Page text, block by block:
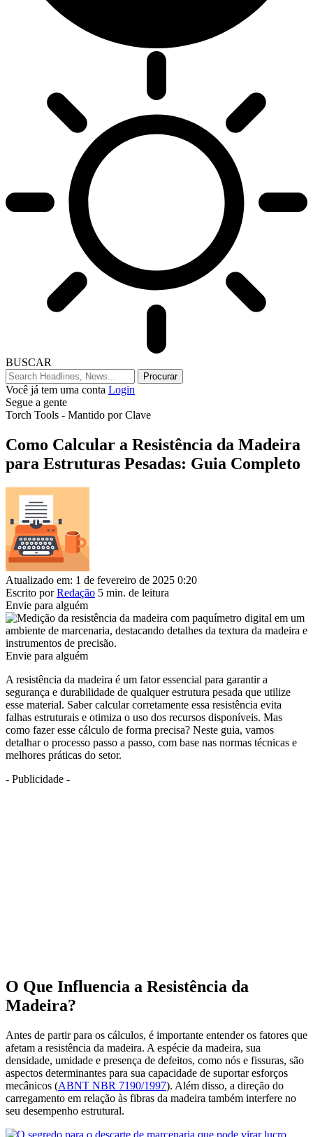
BUSCAR
Você já tem uma conta Login
Segue a gente
Torch Tools - Mantido por Clave
Como Calcular a Resistência da Madeira
para Estruturas Pesadas: Guia Completo
Atualizado em: 1 de fevereiro de 2025 0:20
Escrito por Redação 5 min. de leitura
Envie para alguém
Envie para alguém
A resistência da madeira é um fator essencial para garantir a
segurança e durabilidade de qualquer estrutura pesada que utilize
esse material. Saber calcular corretamente essa resistência evita
falhas estruturais e otimiza o uso dos recursos disponíveis. Mas
como fazer esse cálculo de forma precisa? Neste guia, vamos
detalhar o processo passo a passo, com base nas normas técnicas e
melhores práticas do setor.
- Publicidade -
O Que Influencia a Resistência da
Madeira?
Antes de partir para os cálculos, é importante entender os fatores que
afetam a resistência da madeira. A espécie da madeira, sua
densidade, umidade e presença de defeitos, como nós e fissuras, são
aspectos determinantes para sua capacidade de suportar esforços
mecânicos (ABNT NBR 7190/1997). Além disso, a direção do
carregamento em relação às fibras da madeira também interfere no
seu desempenho estrutural.